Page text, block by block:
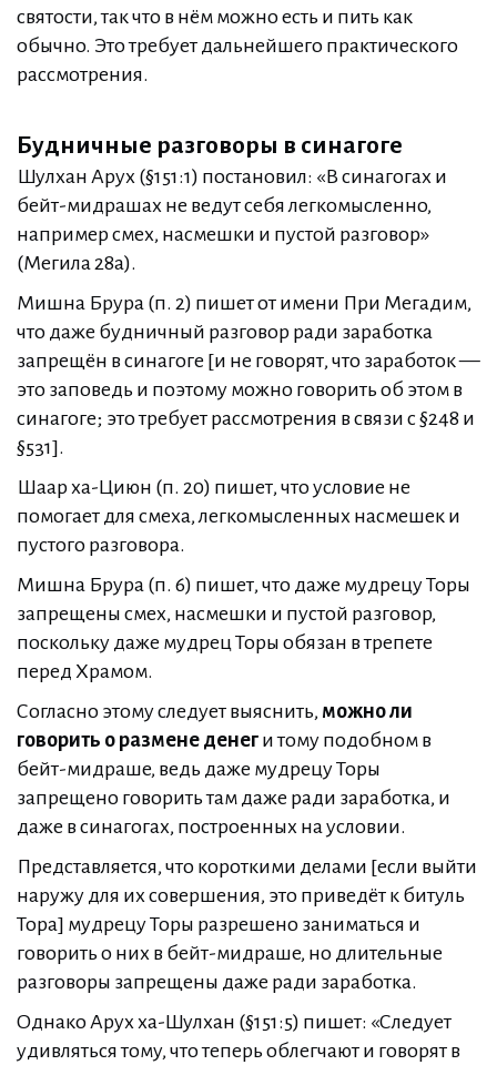
святости, так что в нём можно есть и пить как
обычно. Это требует дальнейшего практического
рассмотрения.
Будничные разговоры в синагоге
Шулхан Арух (§151:1) постановил: «В синагогах и
бейт-мидрашах не ведут себя легкомысленно,
например смех, насмешки и пустой разговор»
(Мегила 28a).
Мишна Брура (п. 2) пишет от имени При Мегадим,
что даже будничный разговор ради заработка
запрещён в синагоге [и не говорят, что заработок —
это заповедь и поэтому можно говорить об этом в
синагоге; это требует рассмотрения в связи с §248 и
§531].
Шаар ха-Циюн (п. 20) пишет, что условие не
помогает для смеха, легкомысленных насмешек и
пустого разговора.
Мишна Брура (п. 6) пишет, что даже мудрецу Торы
запрещены смех, насмешки и пустой разговор,
поскольку даже мудрец Торы обязан в трепете
перед Храмом.
Согласно этому следует выяснить, можно ли
говорить о размене денег и тому подобном в
бейт-мидраше, ведь даже мудрецу Торы
запрещено говорить там даже ради заработка, и
даже в синагогах, построенных на условии.
Представляется, что короткими делами [если выйти
наружу для их совершения, это приведёт к битуль
Тора] мудрецу Торы разрешено заниматься и
говорить о них в бейт-мидраше, но длительные
разговоры запрещены даже ради заработка.
Однако Арух ха-Шулхан (§151:5) пишет: «Следует
удивляться тому, что теперь облегчают и говорят в